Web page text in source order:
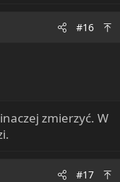
#16
zmierzyć. W
#17